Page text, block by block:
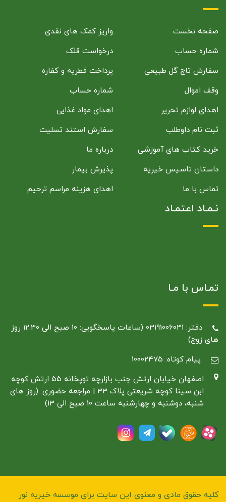
صفحه نخست
واریز کمک های نقدی
شماره حساب
درخواست قلک
سفارش تاج گل طبیعی
پرداخت فطریه و کفاره
وقف اموال
شماره حساب
اهدای لوازم تحریر
اهدای مواد غذایی
ثبت نام داوطلب
سفارش استند تسلیت
خرید کتاب های آموزشی
درباره ما
داستان تاسیس خیریه
پذیرش بیمار
تماس با ما
اهدای هزینه مراسم ترحیم
نـمـاد اعتمـاد
تمـاس با مـا
دفتر: 03191006031 (ساعات پاسخگویی: 10 صبح الی 12.30 روز
های زوج)
پیام کوتاه: 10002475
اصفهان خیابان ارتش جنب بازارچه توپخانه ۵۵ ارتش کوچه
ابن سینا کوچه شریعتی پلاک 33 | مراجعه حضوری: (روز های
شنبه، دوشنبه و چهارشنبه ساعت 10 صبح الی 13)
کلیه حقوق مادی و معنوی این سایت برای موسسه خیریه نور